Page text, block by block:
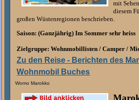
mit
diesem
großen Wüstenregionen beschrieben.
Saison: (Ganzjährig) Im Sommer sehr heiss
Zielgruppe: Wohnmobillisten / Camper /
Zu den Reise - Berichten des
Wohnmobil Buches
Womo Marokko